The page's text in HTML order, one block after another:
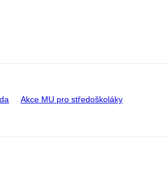
Akce MU pro středoškoláky